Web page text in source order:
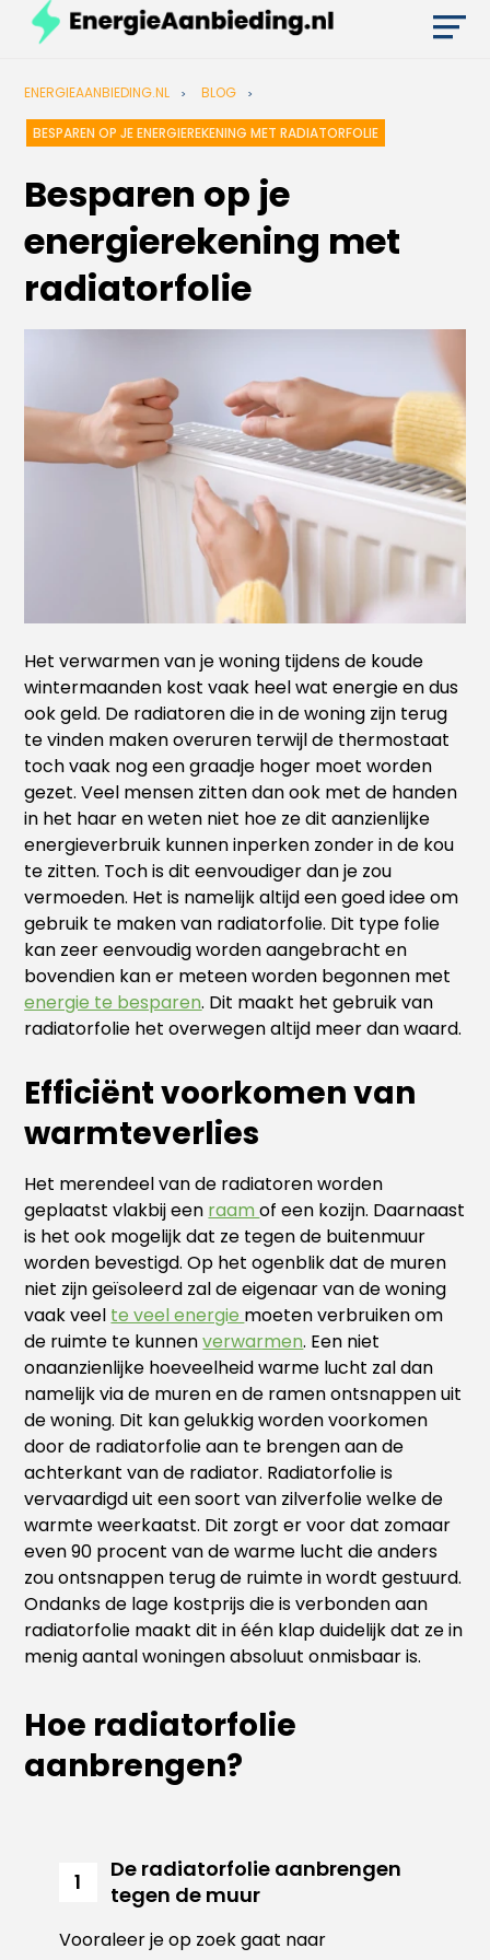
ENERGIEAANBIEDING.NL BLOG
BESPAREN OP JE ENERGIEREKENING MET RADIATORFOLIE
Besparen op je
energierekening met
radiatorfolie
Het verwarmen van je woning tijdens de koude
wintermaanden kost vaak heel wat energie en dus
ook geld. De radiatoren die in de woning zijn terug
te vinden maken overuren terwijl de thermostaat
toch vaak nog een graadje hoger moet worden
gezet. Veel mensen zitten dan ook met de handen
in het haar en weten niet hoe ze dit aanzienlijke
energieverbruik kunnen inperken zonder in de kou
te zitten. Toch is dit eenvoudiger dan je zou
vermoeden. Het is namelijk altijd een goed idee om
gebruik te maken van radiatorfolie. Dit type folie
kan zeer eenvoudig worden aangebracht en
bovendien kan er meteen worden begonnen met
energie te besparen. Dit maakt het gebruik van
radiatorfolie het overwegen altijd meer dan waard.
Efficiënt voorkomen van
warmteverlies
Het merendeel van de radiatoren worden
geplaatst vlakbij een raamof een kozijn. Daarnaast
is het ook mogelijk dat ze tegen de buitenmuur
worden bevestigd. Op het ogenblik dat de muren
niet zijn geïsoleerd zal de eigenaar van de woning
vaak veel te veel energie moeten verbruiken om
de ruimte te kunnenverwarmen. Een niet
onaanzienlijke hoeveelheid warme lucht zal dan
namelijk via de muren en de ramen ontsnappen uit
de woning. Dit kan gelukkig worden voorkomen
door de radiatorfolie aan te brengen aan de
achterkant van de radiator. Radiatorfolie is
vervaardigd uit een soort van zilverfolie welke de
warmte weerkaatst. Dit zorgt er voor dat zomaar
even 90 procent van de warme lucht die anders
zou ontsnappen terug de ruimte in wordt gestuurd.
Ondanks de lage kostprijs die is verbonden aan
radiatorfolie maakt dit in één klap duidelijk dat ze in
menig aantal woningen absoluut onmisbaar is.
Hoe radiatorfolie
aanbrengen?
1
De radiatorfolie aanbrengen
tegen de muur
Vooraleer je op zoek gaat naar